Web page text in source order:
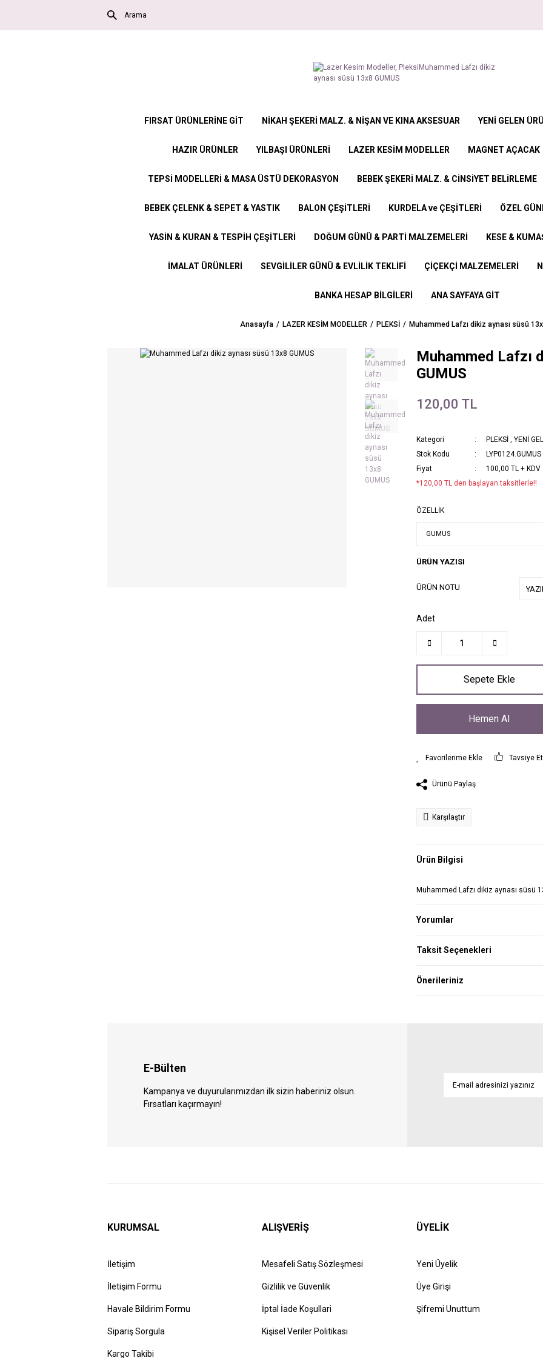
FIRSAT ÜRÜNLERİNE GİT NİKAH ŞEKERİ MALZ. & NİŞAN VE KINA AKSESUAR YENİ GELEN
HAZIR ÜRÜNLER YILBAŞI ÜRÜNLERİ LAZER KESİM MODELLER MAGNET AÇACAK
TEPSİ MODELLERİ & MASA ÜSTÜ DEKORASYON BEBEK ŞEKERİ MALZ. & CİNSİYET BELİRLEME
BEBEK ÇELENK & SEPET & YASTIK BALON ÇEŞİTLERİ KURDELA ve ÇEŞİTLERİ ÖZEL
YASİN & KURAN & TESPİH ÇEŞİTLERİ DOĞUM GÜNÜ & PARTİ MALZEMELERİ KESE &
İMALAT ÜRÜNLERİ SEVGİLİLER GÜNÜ & EVLİLİK TEKLİFİ ÇİÇEKÇİ MALZEMELERİ
BANKA HESAP BİLGİLERİ ANA SAYFAYA GİT
Anasayfa LAZER KESİM MODELLER PLEKSİ Muhammed Lafzı dikiz aynası süsü
Muhammed Lafzı
GUMUS
120,00 TL
Kategori PLEKSİ , YENİ
Stok Kodu
LYP0124.GUMUS
Fiyat
100,00 TL + KDV
*120,00 TL den başlayan taksitlerle!!
ÖZELLİK
ÜRÜN YAZISI
ÜRÜN NOTU
Adet
Sepete Ekle
Hemen Al
Tavsiye Et
Ürünü Paylaş
Karşılaştır
Ürün Bilgisi
Muhammed Lafzı dikiz aynası süsü
Yorumlar
Taksit Seçenekleri
Önerileriniz
E-Bülten
Kampanya ve duyurularımızdan ilk sizin haberiniz olsun.
Fırsatları kaçırmayın!
KURUMSAL
İletişim
İletişim Formu
Havale Bildirim Formu
Sipariş Sorgula
Kargo Takibi
ALIŞVERİŞ
Mesafeli Satış Sözleşmesi
Gizlilik ve Güvenlik
İptal İade Koşullari
Kişisel Veriler Politikası
ÜYELİK
Yeni Üyelik
Üye Girişi
Şifremi Unuttum